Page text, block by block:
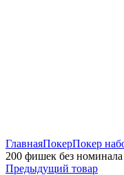
ГлавнаяПокерПокер
200 фишек без номинала
Предыдущий товар